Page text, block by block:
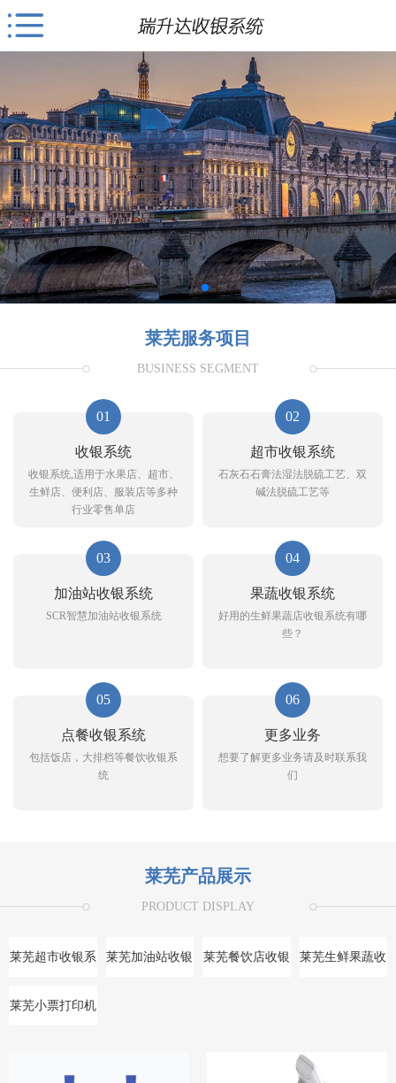
莱芜服务项目
BUSINESS SEGMENT
01
收银系统
收银系统,适用于水果店、超市、
生鲜店、便利店、服装店等多种
行业零售单店
02
超市收银系统
石灰石石膏法湿法脱硫工艺、双
碱法脱硫工艺等
03
加油站收银系统
SCR智慧加油站收银系统
04
果蔬收银系统
好用的生鲜果蔬店收银系统有哪
些？
05
点餐收银系统
包括饭店，大排档等餐饮收银系
统
06
更多业务
想要了解更多业务请及时联系我
们
莱芜产品展示
PRODUCT DISPLAY
莱芜超市收银系
统
莱芜加油站收银 莱芜餐饮店收银 莱芜生鲜果蔬收
莱芜小票打印机